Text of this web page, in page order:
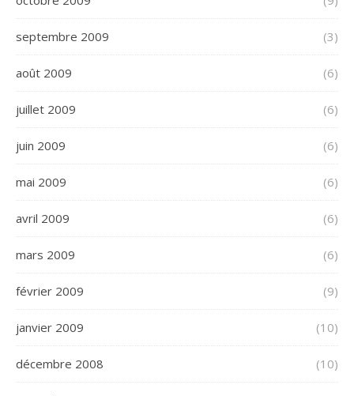
septembre 2009 (3)
août 2009 (6)
juillet 2009 (6)
juin 2009 (6)
mai 2009 (6)
avril 2009 (6)
mars 2009 (6)
février 2009 (9)
janvier 2009 (10)
décembre 2008 (10)